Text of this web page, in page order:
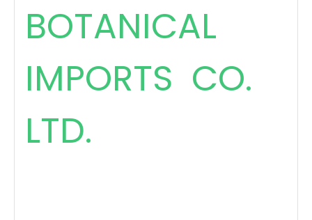
BOTANICAL
IMPORTS CO.
LTD.